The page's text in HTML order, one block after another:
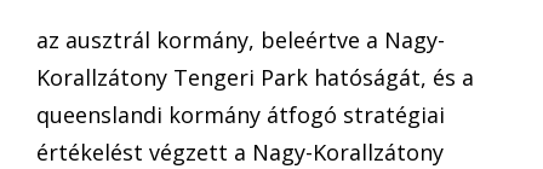
az ausztrál kormány, beleértve a Nagy-
Korallzátony Tengeri Park hatóságát, és a
queenslandi kormány átfogó stratégiai
értékelést végzett a Nagy-Korallzátony